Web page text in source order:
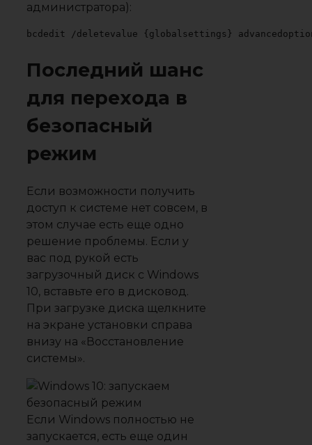
администратора):
bcdedit /deletevalue {globalsettings}
Последний шанс
для перехода в
безопасный
режим
Если возможности получить
доступ к системе нет совсем, в
этом случае есть еще одно
решение проблемы. Если у
вас под рукой есть
загрузочный диск с Windows
10, вставьте его в дисковод.
При загрузке диска щелкните
на экране установки справа
внизу на «Восстановление
системы».
Если Windows полностью не
запускается, есть еще один